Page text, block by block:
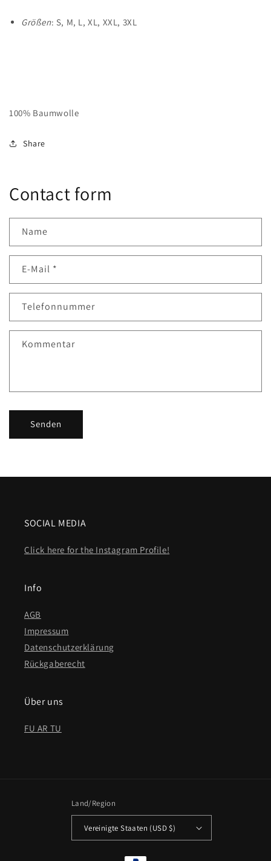
Größen: S, M, L, XL, XXL, 3XL
100% Baumwolle
Share
Contact form
Name
E-Mail *
Telefonnummer
Kommentar
Senden
SOCIAL MEDIA
Click here for the Instagram Profile!
Info
AGB
Impressum
Datenschutzerklärung
Rückgaberecht
Über uns
FU AR TU
Land/Region
Vereinigte Staaten (USD $)
Zahlungsmethoden